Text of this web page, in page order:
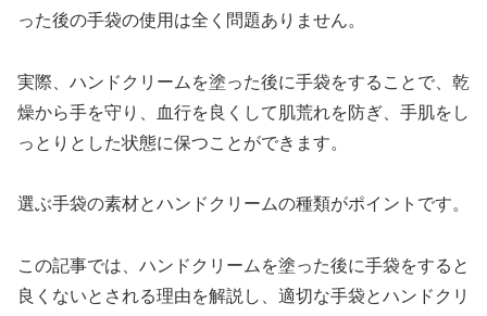
った後の手袋の使用は全く問題ありません。
実際、ハンドクリームを塗った後に手袋をすることで、乾
燥から手を守り、血行を良くして肌荒れを防ぎ、手肌をし
っとりとした状態に保つことができます。
選ぶ手袋の素材とハンドクリームの種類がポイントです。
この記事では、ハンドクリームを塗った後に手袋をすると
良くないとされる理由を解説し、適切な手袋とハンドクリ